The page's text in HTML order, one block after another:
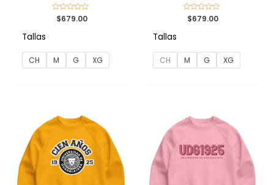
Valorado
con
$679.00
Tallas
CH M G XG
Valorado
con
$679.00
Tallas
CH M G XG